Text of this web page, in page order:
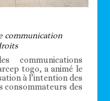
communication
communications
togo, a animé le
à l’intention des
consommateurs des